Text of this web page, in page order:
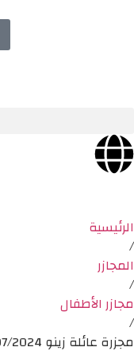
الرئيسية
/
المجازر
/
مجازر الأطفال
/
مجزرة عائلة زينو 04/07/2024